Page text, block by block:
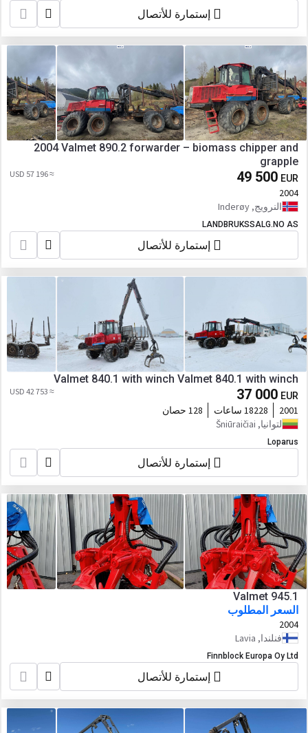
إستمارة للأتصال
2004 Valmet 890.2 forwarder – biomass chipper and
grapple
49 500 EUR
≈ 57 196 USD
2004
النرويج, Inderøy
LANDBRUKSSALG.NO AS
إستمارة للأتصال
Valmet 840.1 with winch Valmet 840.1 with winch
37 000 EUR
≈ 42 753 USD
2001 18228 ساعات
128 حصان
لتوانيا, Šniūraičiai
Loparus
إستمارة للأتصال
Valmet 945.1
السعر المطلوب
2004
فنلندا, Lavia
Finnblock Europa Oy Ltd
إستمارة للأتصال